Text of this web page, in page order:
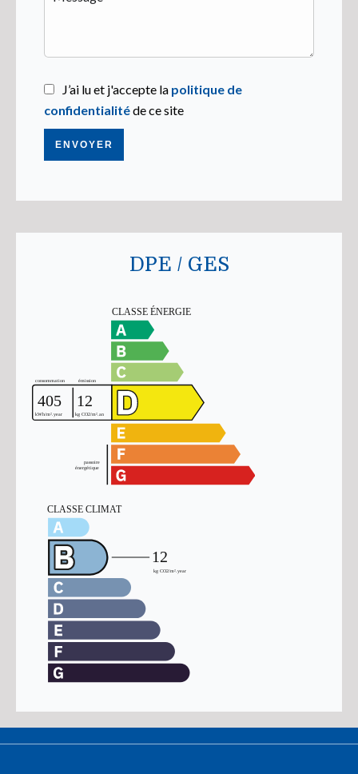
J’ai lu et j'accepte la politique de
confidentialitéde ce site
ENVOYER
DPE / GES